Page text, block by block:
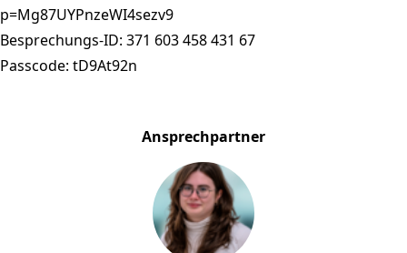
p=Mg87UYPnzeWI4sezv9
Besprechungs-ID: 371 603 458 431 67
Passcode: tD9At92n
Ansprechpartner